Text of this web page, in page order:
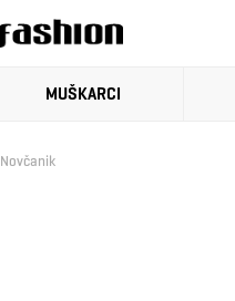
MUŠKARCI
Novčanik